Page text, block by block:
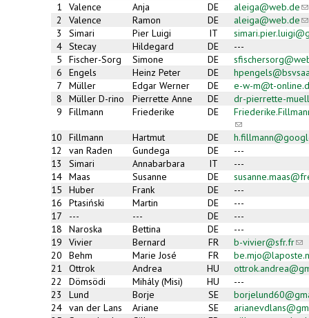
1
Valence Anja DE aleiga@web.de
e-
2 Valence Ramon DE aleiga@web.de
3 Simari Pier Luigi IT
4 Stecay Hildegard DE
---
5
Fischer-Sorg Simone DE
6
Engels Heinz Peter DE
7
Müller Edgar Werner DE
e-w-m@t-
8
Müller D-rino Pierrette Anne DE
dr-pierrette-
9
Fillmann Friederike DE
(link
sends
e-
mail)
10 Fillmann Hartmut DE
12
van Raden Gundega DE
---
13
Simari Annabarbara IT
---
14 Maas Susanne DE
15
Huber Frank DE
---
16
Ptasiński Martin DE
---
17
--- --- DE
---
18
Naroska Bettina DE
---
19
Vivier Bernard FR b-vivier@sfr.fr
e-
20 Behm Marie José FR
21
Ottrok Andrea HU
22
Dömsödi Mihály (Misi) HU
---
23
Lund Borje SE
24 van der Lans Ariane SE